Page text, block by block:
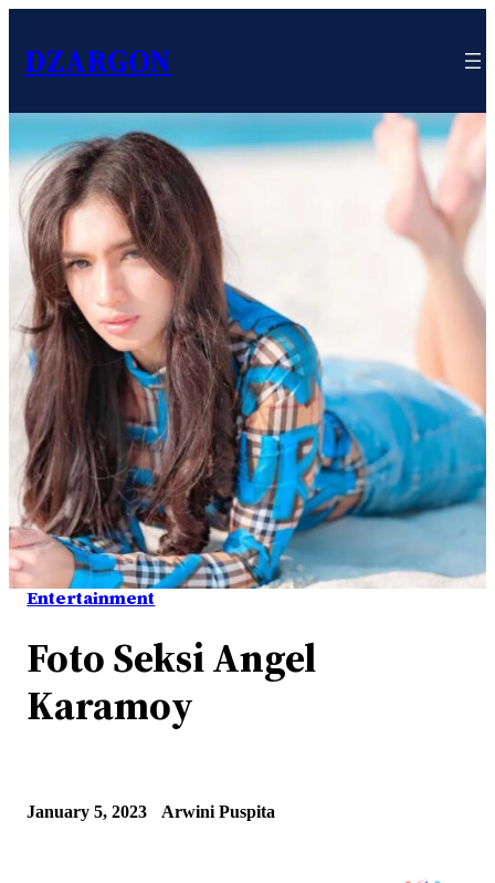
DZARGON
Entertainment
Foto Seksi Angel
Karamoy
January 5, 2023 Arwini Puspita